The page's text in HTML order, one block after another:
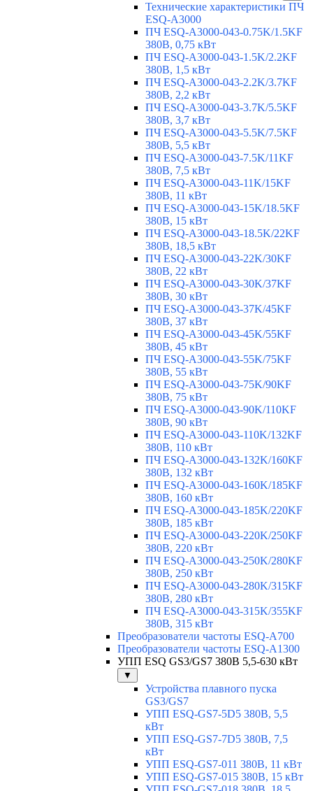
Технические характеристики ПЧ
ESQ-A3000
ПЧ ESQ-A3000-043-0.75K/1.5KF
380В, 0,75 кВт
ПЧ ESQ-A3000-043-1.5K/2.2KF
380В, 1,5 кВт
ПЧ ESQ-A3000-043-2.2K/3.7KF
380В, 2,2 кВт
ПЧ ESQ-A3000-043-3.7K/5.5KF
380В, 3,7 кВт
ПЧ ESQ-A3000-043-5.5K/7.5KF
380В, 5,5 кВт
ПЧ ESQ-A3000-043-7.5K/11KF
380В, 7,5 кВт
ПЧ ESQ-A3000-043-11K/15KF
380В, 11 кВт
ПЧ ESQ-A3000-043-15K/18.5KF
380В, 15 кВт
ПЧ ESQ-A3000-043-18.5K/22KF
380В, 18,5 кВт
ПЧ ESQ-A3000-043-22K/30KF
380В, 22 кВт
ПЧ ESQ-A3000-043-30K/37KF
380В, 30 кВт
ПЧ ESQ-A3000-043-37K/45KF
380В, 37 кВт
ПЧ ESQ-A3000-043-45K/55KF
380В, 45 кВт
ПЧ ESQ-A3000-043-55K/75KF
380В, 55 кВт
ПЧ ESQ-A3000-043-75K/90KF
380В, 75 кВт
ПЧ ESQ-A3000-043-90K/110KF
380В, 90 кВт
ПЧ ESQ-A3000-043-110K/132KF
380В, 110 кВт
ПЧ ESQ-A3000-043-132K/160KF
380В, 132 кВт
ПЧ ESQ-A3000-043-160K/185KF
380В, 160 кВт
ПЧ ESQ-A3000-043-185K/220KF
380В, 185 кВт
ПЧ ESQ-A3000-043-220K/250KF
380В, 220 кВт
ПЧ ESQ-A3000-043-250K/280KF
380В, 250 кВт
ПЧ ESQ-A3000-043-280K/315KF
380В, 280 кВт
ПЧ ESQ-A3000-043-315K/355KF
380В, 315 кВт
Преобразователи частоты ESQ-A700
Преобразователи частоты ESQ-A1300
УПП ESQ GS3/GS7 380В 5,5-630 кВт
▼
Устройства плавного пуска
GS3/GS7
УПП ESQ-GS7-5D5 380В, 5,5
кВт
УПП ESQ-GS7-7D5 380В, 7,5
кВт
УПП ESQ-GS7-011 380В, 11 кВт
УПП ESQ-GS7-015 380В, 15 кВт